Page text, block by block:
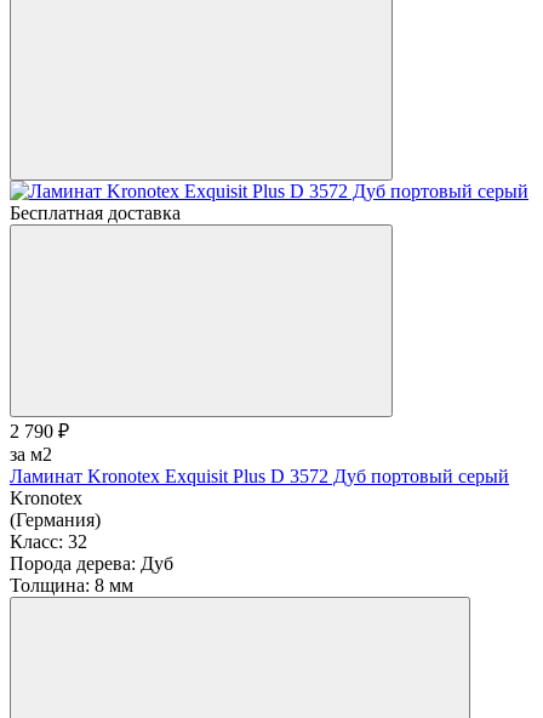
Бесплатная доставка
2 790 ₽
за м2
Ламинат Kronotex Exquisit Plus D 3572 Дуб портовый серый
Kronotex
(Германия)
Класс: 32
Порода дерева: Дуб
Толщина: 8 мм